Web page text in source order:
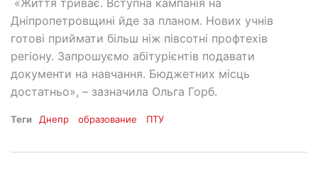
«Життя триває. Вступна кампанія на
Дніпропетровщині йде за планом. Нових учнів
готові приймати більш ніж півсотні профтехів
регіону. Запрошуємо абітурієнтів подавати
документи на навчання. Бюджетних місць
достатньо», – зазначила Ольга Горб.
Теги Днепр образование ПТУ